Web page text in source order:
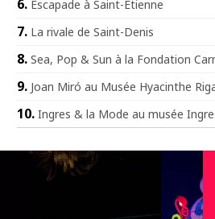
Escapade à Saint-Étienne
La rivale de Saint-Denis
Sea, Pop & Sun à la Fondation
Joan Miró au Musée Hyacinthe
Ingres & la Mode au musée